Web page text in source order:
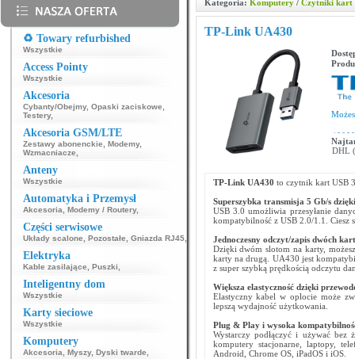
♻️ Towary refurbished
Wszystkie
Access Pointy
Wszystkie
Akcesoria
Cybanty/Obejmy, Opaski zaciskowe
Testery,
Akcesoria GSM/LTE
Zestawy abonenckie Modemy,
Wzmacniacze
Anteny
Wszystkie
Automatyka i Przemysł
Akcesoria Modemy / Routery,
Części serwisowe
Układy scalone Pozostałe Gniazda RJ45
Elektryka
Kable zasilające Puszki
Inteligentny dom
Wszystkie
Karty sieciowe
Wszystkie
Komputery
Akcesoria Myszy, Dyski twarde
Kategoria: Komputery/ Czytniki kart
TP-Link UA430
DHL
TP-Link UA430 to czytnik kart USB
Superszybka transmisja 5 Gb/s
USB 3.0 umożliwia przesyłanie
kompatybilność z USB 2.0/1.1. Ciesz
Jednoczesny odczyt/zapis dwóch
Dzięki dwóm slotom na karty,
karty na drugą. UA430 jest
z super szybką prędkością odczytu
Większa elastyczność dzięki
Elastyczny kabel w oplocie może
lepszą wydajność użytkowania.
Plug & Play i wysoka
Wystarczy podłączyć i używać bez
komputery stacjonarne, laptopy,
Android, Chrome OS, iPadOS i iOS.